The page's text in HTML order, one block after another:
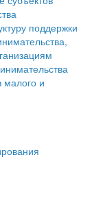
поддержки
малого и